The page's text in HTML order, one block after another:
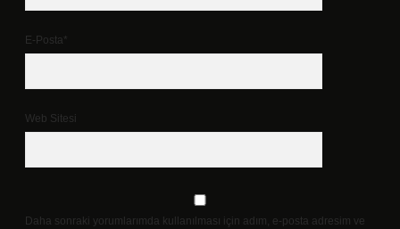
E-Posta*
Web Sitesi
Daha sonraki yorumlarımda kullanılması için adım, e-posta adresim ve